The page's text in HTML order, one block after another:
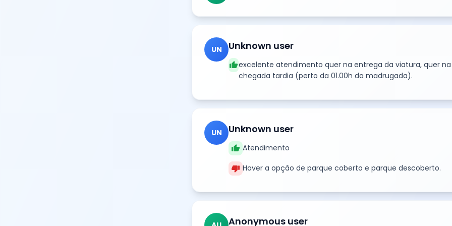
UN Unknown user
thumb_upexcelente atendimento quer na entrega da viatura, quer
chegada tardia (perto da 01.00h da madrugada).
UN Unknown user
thumb_up Atendimento
thumb_down Haver a opção de parque coberto e parque descoberto.
Anonymous user